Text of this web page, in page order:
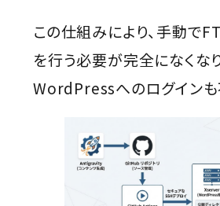
この仕組みにより、手動で
を行う必要が完全になくな
WordPressへのログインも